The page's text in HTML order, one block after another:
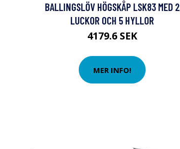
BALLINGSLÖV HÖGSKÅP LSK83 MED 2
LUCKOR OCH 5 HYLLOR
4179.6 SEK
MER INFO!